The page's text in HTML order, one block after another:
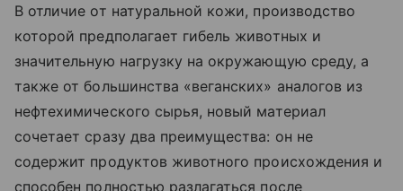
В отличие от натуральной кожи, производство
которой предполагает гибель животных и
значительную нагрузку на окружающую среду, а
также от большинства «веганских» аналогов из
нефтехимического сырья, новый материал
сочетает сразу два преимущества: он не
содержит продуктов животного происхождения и
способен полностью разлагаться после